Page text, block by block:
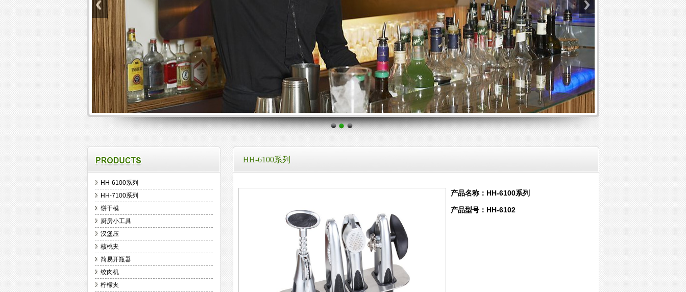
HH-6100系列
HH-7100系列
饼干模
厨房小工具
汉堡压
核桃夹
简易开瓶器
绞肉机
柠檬夹
HH-6100系列
产品名称：HH-6100系列
产品型号：HH-6102